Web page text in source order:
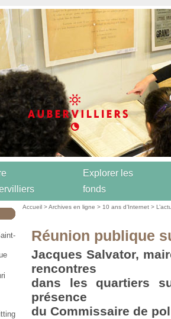
Explorer les
fonds
Accueil >Archives en ligne > 10 ans d’Internet >
Réunion publique
Jacques Salvator,
rencontres
dans les quartiers
présence
du Commissaire de